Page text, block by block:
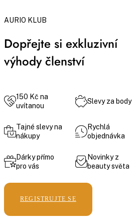
AURIO KLUB
Dopřejte si exkluzivní
výhody členství
150 Kč na
uvítanou
Slevy za body
Tajné slevy na
nákupy
Rychlá
objednávka
Dárky přímo
pro vás
Novinky z
beauty světa
REGISTRUJTE SE